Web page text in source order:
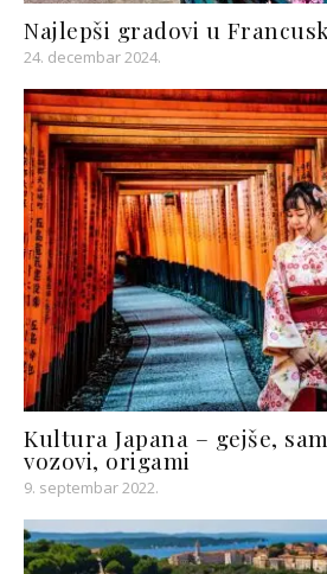
Najlepši gradovi u
24. decembar 2024.
Kultura Japana – gejše,
vozovi, origami
9. septembar 2022.